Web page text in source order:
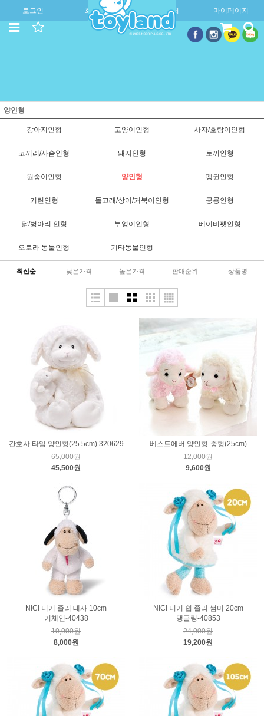
로그인 회원가입 주문조회 마이페이지
양인형
강아지인형 고양이인형 사자/호랑이인형
코끼리/사슴인형 돼지인형 토끼인형
원숭이인형 양인형 펭귄인형
기린인형 돌고래/상어/거북이인형 공룡인형
닭/병아리 인형 부엉이인형 베이비펫인형
오로라 동물인형 기타동물인형
최신순 낮은가격 높은가격 판매순위 상품명
간호사 타임 양인형(25.5cm) 320629
65,000원
45,500원
베스트에버 양인형-중형(25cm)
12,000원
9,600원
NICI 니키 졸리 테사 10cm
키체인-40438
10,000원
8,000원
NICI 니키 쉽 졸리 썸머 20cm
댕글링-40853
24,000원
19,200원